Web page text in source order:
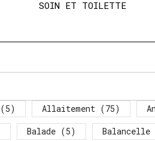
SOIN ET TOILETTE
(5) Allaitement (75)
Balade (5) Balancelle